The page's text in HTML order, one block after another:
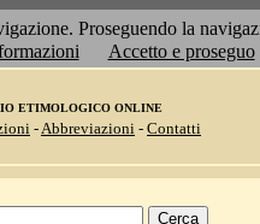
Proseguendo la
Accetto e proseguo
ETIMOLOGICO ONLINE
-Abbreviazioni - Contatti